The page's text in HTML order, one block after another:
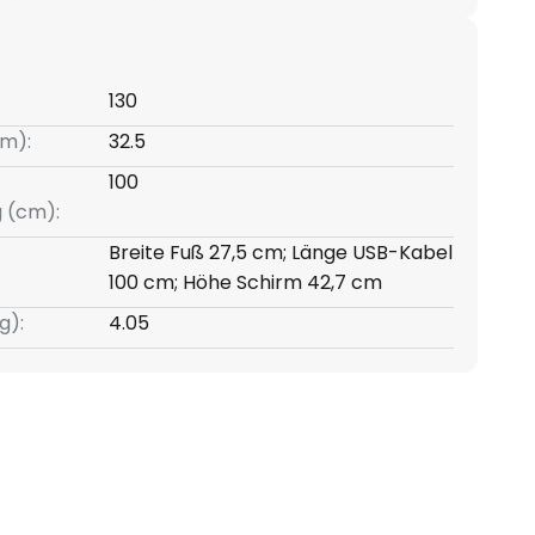
130
32.5
(cm):
100
Breite Fuß 27,5 cm; Länge USB-Kabel
100 cm; Höhe Schirm 42,7 cm
4.05